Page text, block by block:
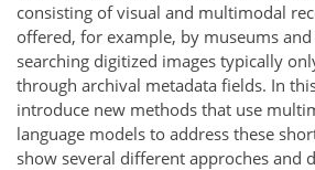
consisting of visual and multimodal
offered, for example, by museums
searching digitized images typically
through archival metadata fields. In
introduce new methods that use
language models to address these
show several different approches and